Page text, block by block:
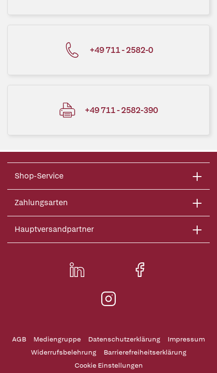
+49 711 - 2582-0
+49 711 - 2582-390
Shop-Service
Zahlungsarten
Hauptversandpartner
AGB Mediengruppe Datenschutzerklärung
Impressum
Widerrufsbelehrung
Barrierefreiheitserklärung
Cookie Einstellungen